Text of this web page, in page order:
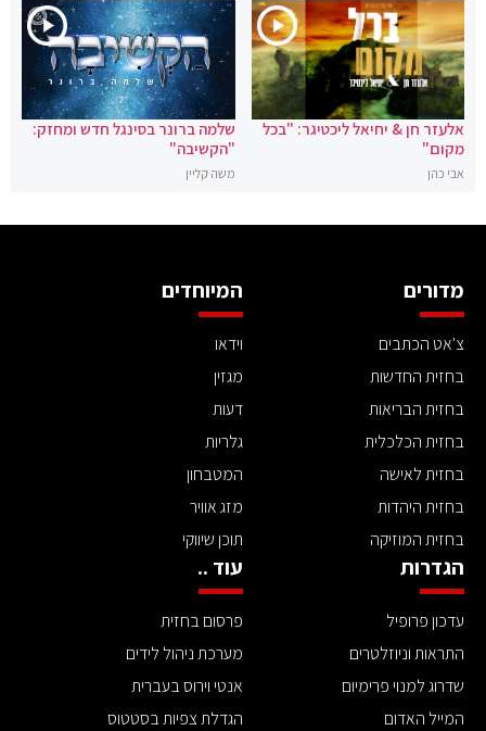
אלעזר חן & יחיאל ליכטיגר: "בכל
מקום"
אבי כהן
שלמה ברונר בסינגל חדש ומחזק:
"הקשיבה"
משה קליין
מדורים
צ'אט הכתבים
בחזית החדשות
בחזית הבריאות
בחזית הכלכלית
בחזית לאישה
בחזית היהדות
בחזית המוזיקה
המיוחדים
וידאו
מגזין
דעות
גלריות
המטבחון
מזג אוויר
תוכן שיווקי
הגדרות
עדכון פרופיל
התראות וניוזלטרים
שדרוג למנוי פרימיום
המייל האדום
עוד ..
פרסום בחזית
מערכת ניהול לידים
אנטי וירוס בעברית
הגדלת צפיות בסטטוס